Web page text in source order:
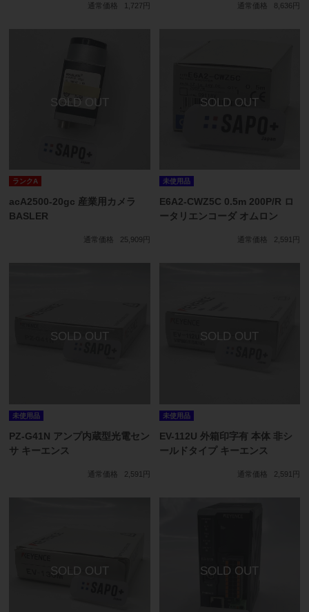
通常価格 1,727円 通常価格 8,636円
ランクA
acA2500-20gc 産業用カメラ
BASLER
通常価格 25,909円
未使用品
E6A2-CWZ5C 0.5m 200P/R ロ
ータリエンコーダ オムロン
通常価格 2,591円
未使用品
PZ-G41N アンプ内蔵型光電セン
サ キーエンス
通常価格 2,591円
未使用品
EV-112U 外箱印字有 本体 非シ
ールドタイプ キーエンス
通常価格 2,591円